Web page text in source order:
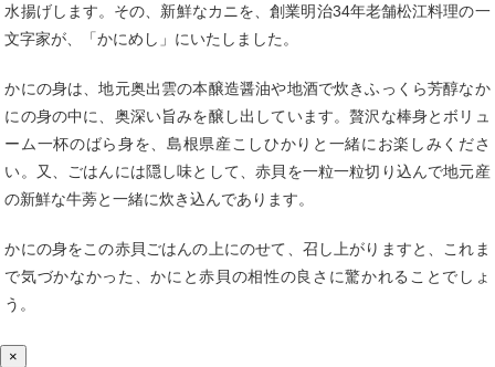
水揚げします。その、新鮮なカニを、創業明治34年老舗松江料理の一
文字家が、「かにめし」にいたしました。
かにの身は、地元奥出雲の本醸造醤油や地酒で炊きふっくら芳醇なか
にの身の中に、奥深い旨みを醸し出しています。贅沢な棒身とボリュ
ーム一杯のばら身を、島根県産こしひかりと一緒にお楽しみくださ
い。又、ごはんには隠し味として、赤貝を一粒一粒切り込んで地元産
の新鮮な牛蒡と一緒に炊き込んであります。
かにの身をこの赤貝ごはんの上にのせて、召し上がりますと、これま
で気づかなかった、かにと赤貝の相性の良さに驚かれることでしょ
う。
×